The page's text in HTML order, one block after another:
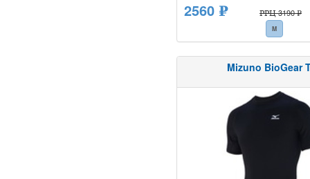
2560 ₽ РРЦ 3190 ₽
M
Mizuno BioGear